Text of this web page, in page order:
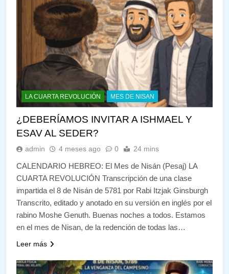
LA CUARTA REVOLUCIÓN MES DE NISAN
¿DEBERÍAMOS INVITAR A ISHMAEL Y
ESAV AL SEDER?
admin 4 meses ago 0 24 mins
CALENDARIO HEBREO: El Mes de Nisán (Pesaj) LA
CUARTA REVOLUCIÓN Transcripción de una clase
impartida el 8 de Nisán de 5781 por Rabi Itzjak Ginsburgh
Transcrito, editado y anotado en su versión en inglés por el
rabino Moshe Genuth. Buenas noches a todos. Estamos
en el mes de Nisan, de la redención de todas las…
Leer más